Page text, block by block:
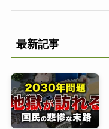
最新記事